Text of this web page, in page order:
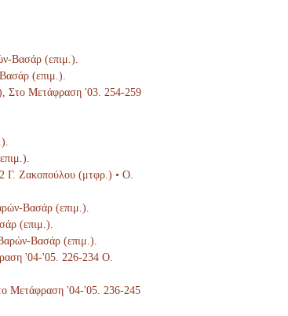
Βασάρ (επιμ.).
(επιμ.).
Στο Μετάφραση '03. 254-259
Γ. Ζακοπούλου (μτφρ.) • Ο.
Βασάρ (επιμ.).
(επιμ.).
Βασάρ (επιμ.).
'04-'05. 226-234 Ο.
Μετάφραση '04-'05. 236-245